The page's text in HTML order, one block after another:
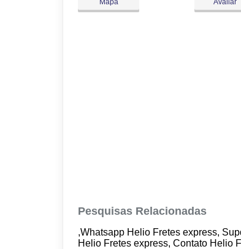
Sex:
Pesquisas Relacionadas
,Whatsapp Helio Fretes express,
Helio Fretes express, Contato Helio